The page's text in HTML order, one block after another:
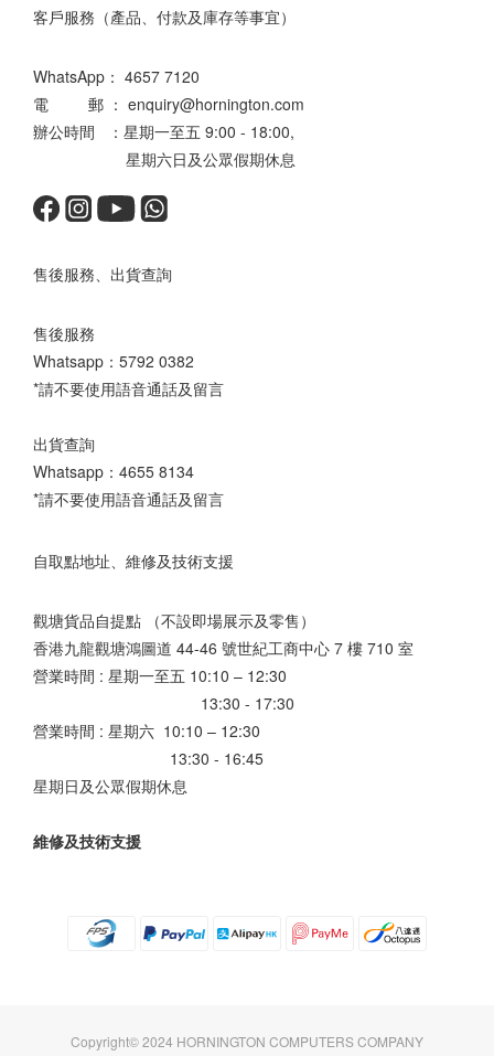
客戶服務（產品、付款及庫存等事宜）
WhatsApp： 4657 7120
電 郵 ： enquiry@hornington.com
辦公時間 ：星期一至五 9:00 - 18:00,
星期六日及公眾假期休息
售後服務、出貨查詢
售後服務
Whatsapp： 5792 0382
*請不要使用語音通話及留言
出貨查詢
Whatsapp： 4655 8134
*請不要使用語音通話及留言
自取點地址、維修及技術支援
觀塘貨品自提點 （不設即場展示及零售）
香港九龍觀塘鴻圖道 44-46 號世紀工商中心 7 樓 710 室
營業時間 : 星期一至五 10:10 – 12:30
13:30 - 17:30
營業時間 : 星期六 10:10 – 12:30
13:30 - 16:45
星期日及公眾假期休息
維修及技術支援
Copyright© 2024 HORNINGTON COMPUTERS COMPANY